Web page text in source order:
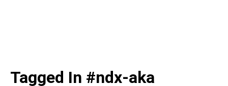
Tagged In #ndx-aka